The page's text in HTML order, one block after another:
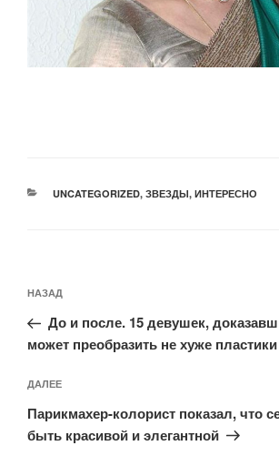
РУБРИКИ
UNCATEGORIZED, ЗВЕЗДЫ, ИНТЕРЕСНО
по
записям
Предыдущая
запись:
НАЗАД
До и после. 15 девушек,
может преобразить не хуже пластики
Следующая
запись
ДАЛЕЕ
Парикмахер-колорист показал, что
быть красивой и элегантной